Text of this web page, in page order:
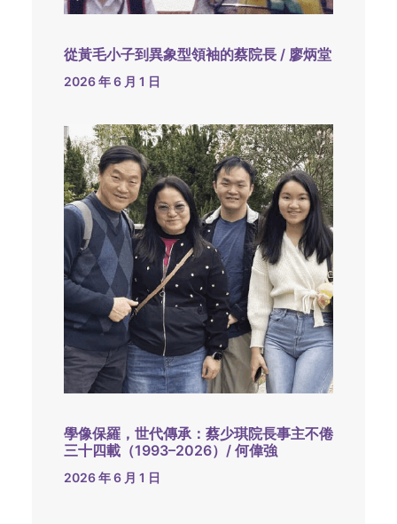
從黃毛小子到異象型領袖的蔡院長 / 廖炳堂
2026 年 6 月 1 日
學像保羅，世代傳承：蔡少琪院長事主不倦
三十四載（1993–2026）/ 何偉強
2026 年 6 月 1 日